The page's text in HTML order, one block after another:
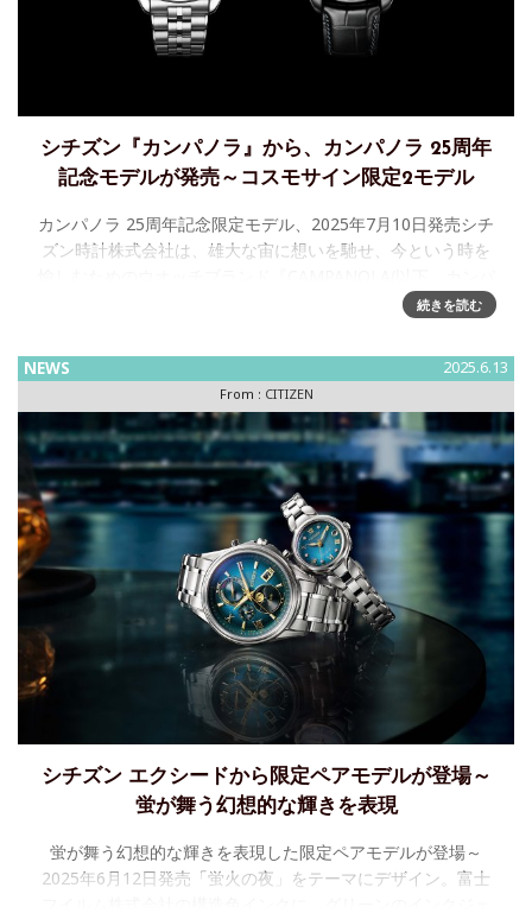
シチズン『カンパノラ』から、カンパノラ 25周年
記念モデルが発売～コスモサイン限定2モデル
カンパノラ 25周年記念限定モデル、2025年7月10日発売シチ
ズン時計株式会社は、雄大な宙に想いを馳せ、今という時を
ノラ)』から、ブランド誕生25周年を記念する、コスモ
続きを読む
NEWS 2025.6.13
From : CITIZEN
シチズン エクシードから限定ペアモデルが登場～
蛍が舞う幻想的な輝きを表現
蛍が舞う幻想的な輝きを表現した限定ペアモデルが登場～
2025年6月12日発売「蛍火の夜」をテーマにデザイン。富士